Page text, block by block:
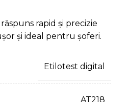
rapid și precizie
și ideal pentru șoferi.
Etilotest digital
AT218